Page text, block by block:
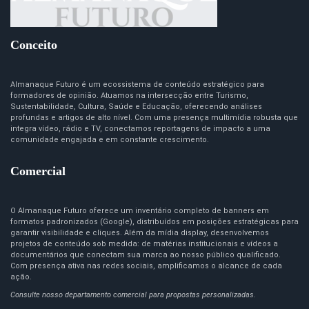
Conceito
Almanaque Futuro é um ecossistema de conteúdo estratégico para
formadores de opinião. Atuamos na intersecção entre Turismo,
Sustentabilidade, Cultura, Saúde e Educação, oferecendo análises
profundas e artigos de alto nível. Com uma presença multimídia robusta que
integra vídeo, rádio e TV, conectamos reportagens de impacto a uma
comunidade engajada e em constante crescimento.
Comercial
O Almanaque Futuro oferece um inventário completo de banners em
formatos padronizados (Google), distribuídos em posições estratégicas para
garantir visibilidade e cliques. Além da mídia display, desenvolvemos
projetos de conteúdo sob medida: de matérias institucionais e vídeos a
documentários que conectam sua marca ao nosso público qualificado.
Com presença ativa nas redes sociais, amplificamos o alcance de cada
ação.
Consulte nosso departamento comercial para propostas personalizadas.